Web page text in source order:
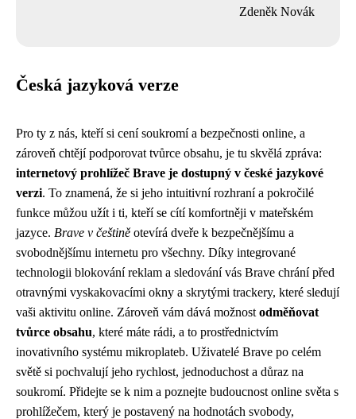
Zdeněk Novák
Česká jazyková verze
Pro ty z nás, kteří si cení soukromí a bezpečnosti online, a
zároveň chtějí podporovat tvůrce obsahu, je tu skvělá zpráva:
internetový prohlížeč Brave je dostupný v české jazykové
verzi. To znamená, že si jeho intuitivní rozhraní a pokročilé
funkce můžou užít i ti, kteří se cítí komfortněji v mateřském
jazyce. Brave v češtině otevírá dveře k bezpečnějšímu a
svobodnějšímu internetu pro všechny. Díky integrované
technologii blokování reklam a sledování vás Brave chrání před
otravnými vyskakovacími okny a skrytými trackery, které sledují
vaši aktivitu online. Zároveň vám dává možnost odměňovat
tvůrce obsahu, které máte rádi, a to prostřednictvím
inovativního systému mikroplateb. Uživatelé Brave po celém
světě si pochvalují jeho rychlost, jednoduchost a důraz na
soukromí. Přidejte se k nim a poznejte budoucnost online světa s
prohlížečem, který je postavený na hodnotách svobody,